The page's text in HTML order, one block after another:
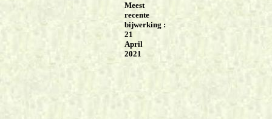
Meest
recente
bijwerking :
21
April
2021